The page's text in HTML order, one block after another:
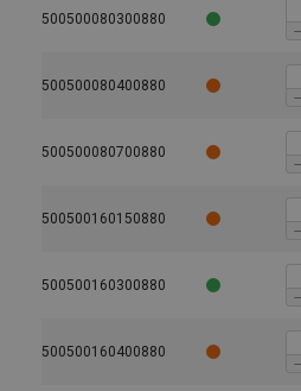
500500080300880
500500080400880
500500080700880
500500160150880
500500160300880
500500160400880